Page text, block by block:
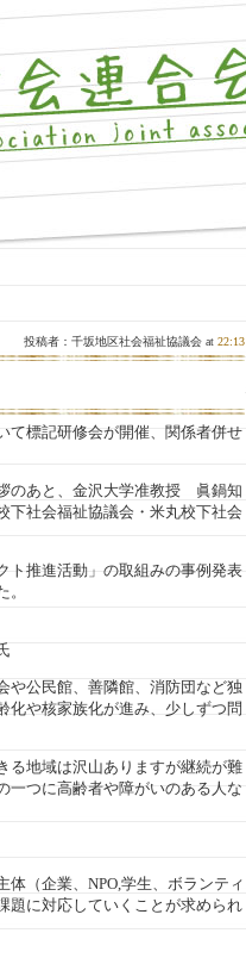
投稿者：千坂地区社会福祉協議会 at22:13
標記研修会が開催、関係者併せ
あと、金沢大学准教授 眞鍋知
下社会福祉協議会・米丸校下社会
推進活動」の取組みの事例発表
公民館、善隣館、消防団など独
化や核家族化が進み、少しずつ問
る地域は沢山ありますが継続が難
一つに高齢者や障がいのある人な
（企業、NPO,学生、ボランティ
題に対応していくことが求められ